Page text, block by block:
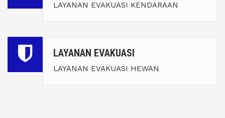
LAYANAN EVAKUASI KENDARAAN
LAYANAN EVAKUASI
LAYANAN EVAKUASI HEWAN